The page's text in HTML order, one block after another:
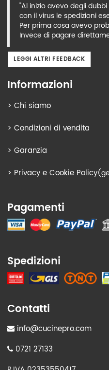
"Al inizio avevo degli
con il virus le spedizioni
Per prima cosa avevo
Invece di pagare
LEGGI ALTRI FEEDBACK
Informazioni
> Chi siamo
> Condizioni di vendita
> Garanzia
> Privacy e Cookie Policy
Pagamenti
Spedizioni
Contatti
info@cucinepro.com
0721 27133